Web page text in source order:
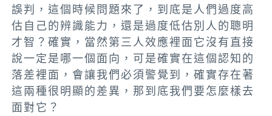
誤判
，這個時候問題來了， 到底是人們過度高
估自己的辨識能力，還是過度低估別人的聰明
才智？確實，當然第三人效應裡面它沒有直接
說一定是哪一個面向，可是確實在這個認知的
落差裡面，會讓我們必須警覺到，確實存在著
這兩種很明顯的差異 ，那到底我們要怎麼樣去
面對它？